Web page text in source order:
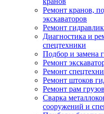
Ремонт кранов,
экскаваторов
Ремонт
Диагностика и
спецтехники
Подбор и замена
Ремонт
Ремонт
Ремонт штоков
Ремонт рам
Сварка
сооружений и